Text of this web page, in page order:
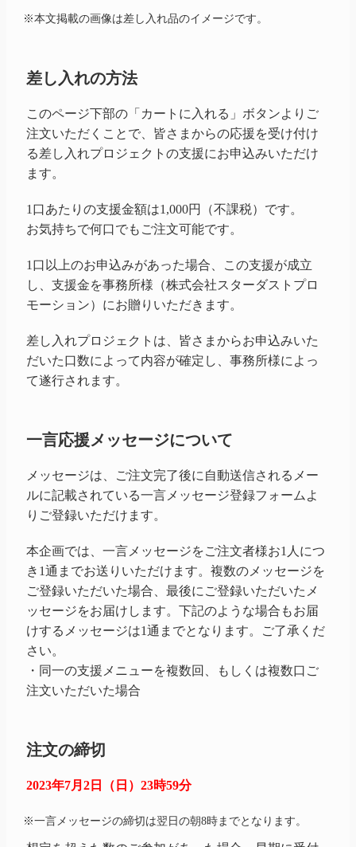
※本文掲載の画像は差し入れ品のイメージです。
差し入れの方法
このページ下部の「カートに入れる」ボタンよりご
注文いただくことで、皆さまからの応援を受け付け
る差し入れプロジェクトの支援にお申込みいただけ
ます。
1口あたりの支援金額は1,000円（不課税）です。
お気持ちで何口でもご注文可能です。
1口以上のお申込みがあった場合、この支援が成立
し、支援金を事務所様（株式会社スターダストプロ
モーション）にお贈りいただきます。
差し入れプロジェクトは、皆さまからお申込みいた
だいた口数によって内容が確定し、事務所様によっ
て遂行されます。
一言応援メッセージについて
メッセージは、ご注文完了後に自動送信されるメー
ルに記載されている一言メッセージ登録フォームよ
りご登録いただけます。
本企画では、一言メッセージをご注文者様お1人につ
き1通までお送りいただけます。複数のメッセージを
ご登録いただいた場合、最後にご登録いただいたメ
ッセージをお届けします。下記のような場合もお届
けするメッセージは1通までとなります。ご了承くだ
さい。
・同一の支援メニューを複数回、もしくは複数口ご
注文いただいた場合
注文の締切
2023年7月2日（日）23時59分
※一言メッセージの締切は翌日の朝8時までとなります。